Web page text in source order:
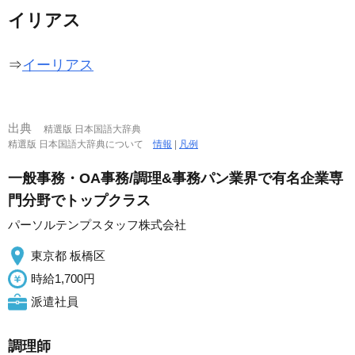
イリアス
⇒イーリアス
出典
精選版 日本国語大辞典
精選版 日本国語大辞典について情報 | 凡例
一般事務・OA事務/調理&事務パン業界で有名企業専
門分野でトップクラス
パーソルテンプスタッフ株式会社
東京都 板橋区
時給1,700円
派遣社員
調理師